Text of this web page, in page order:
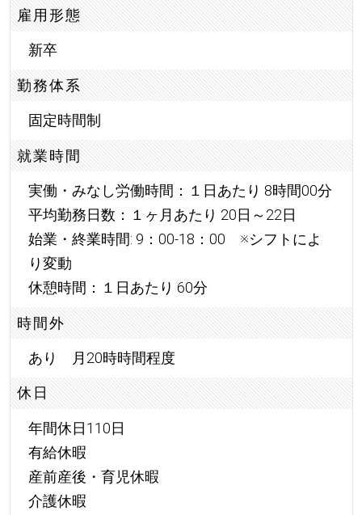
雇用形態
新卒
勤務体系
固定時間制
就業時間
実働・みなし労働時間：１日あたり 8時間00分
平均勤務日数：１ヶ月あたり 20日～22日
始業・終業時間: 9：00-18：00 ※シフトによ
り変動
休憩時間：１日あたり 60分
時間外
あり 月20時時間程度
休日
年間休日110日
有給休暇
産前産後・育児休暇
介護休暇